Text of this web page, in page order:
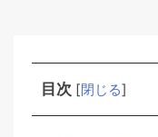
目次 [閉じる]